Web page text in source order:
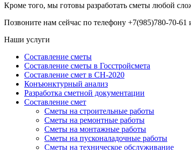
Кроме того, мы готовы разработать сметы любой
Позвоните нам сейчас по телефону +7(985)780-70-
Наши услуги
Составление сметы
Составление сметы в Госстройсмета
Составление смет в СН-2020
Конъюнктурный анализ
Разработка сметной документации
Составление смет
Сметы на строительные работы
Сметы на ремонтные работы
Сметы на монтажные работы
Сметы на пусконаладочные работы
Сметы на техническое обслуживание